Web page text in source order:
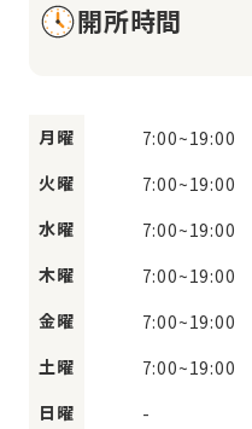
開所時間
月曜 7:00~19:00
火曜
7:00~19:00
水曜
7:00~19:00
木曜
7:00~19:00
金曜
7:00~19:00
土曜
7:00~19:00
日曜
-